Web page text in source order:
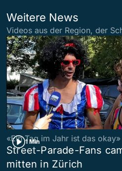
Weitere News
Videos aus der Region, der
1 Min
«Ein Tag im Jahr ist das okay»
Street-Parade-Fans
mitten in Zürich